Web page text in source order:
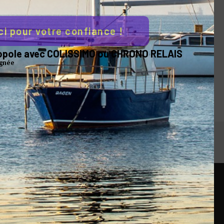
jours
Service client
Du lundi au vendredi de 9h à 18h
Contactez-nous
rue de la Forge
35760 ST GREGOIRE
France
pour votre confiance !
avec COLISSIMO ou CHRONO RELAIS